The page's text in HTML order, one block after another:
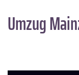
Umzug